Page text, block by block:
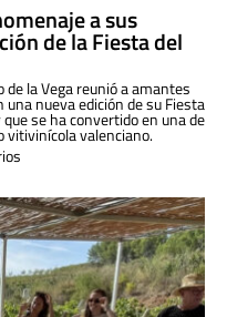
a sus
de la Fiesta del
de la Vega reunió a amantes
nueva edición de su Fiesta
se ha convertido en una de
vitivinícola valenciano.